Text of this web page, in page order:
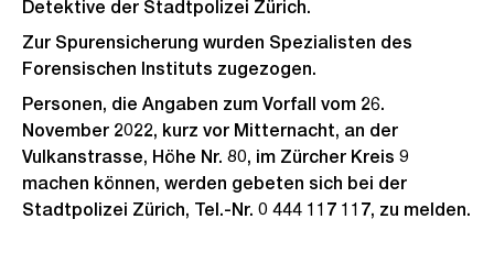
Detektive der Stadtpolizei Zürich.
Zur Spurensicherung wurden Spezialisten des
Forensischen Instituts zugezogen.
Personen, die Angaben zum Vorfall vom 26.
November 2022, kurz vor Mitternacht, an der
Vulkanstrasse, Höhe Nr. 80, im Zürcher Kreis 9
machen können, werden gebeten sich bei der
Stadtpolizei Zürich, Tel.-Nr. 0 444 117 117, zu melden.